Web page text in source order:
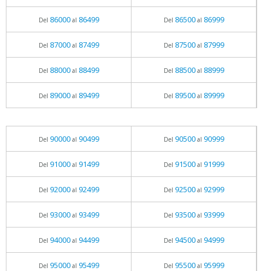
Del 86000al 86499 Del 86500al 86999
Del 87000al 87499 Del 87500al 87999
Del 88000al 88499 Del 88500al 88999
Del 89000al 89499 Del 89500al 89999
Del 90000al 90499 Del 90500al 90999
Del 91000al 91499 Del 91500al 91999
Del 92000al 92499 Del 92500al 92999
Del 93000al 93499 Del 93500al 93999
Del 94000al 94499 Del 94500al 94999
Del 95000al 95499 Del 95500al 95999